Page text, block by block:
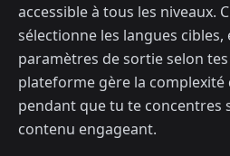
accessible à tous les niveaux.
sélectionne les langues
paramètres de sortie selon tes
plateforme gère la
pendant que tu te concentres
contenu engageant.